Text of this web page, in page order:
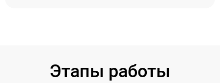
Этапы работы